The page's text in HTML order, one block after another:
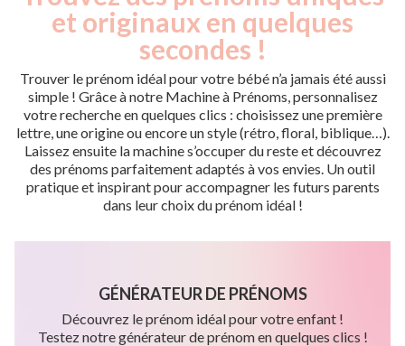
et originaux en quelques
secondes !
Trouver le prénom idéal pour votre bébé n’a jamais été aussi
simple ! Grâce à notre Machine à Prénoms, personnalisez
votre recherche en quelques clics : choisissez une première
lettre, une origine ou encore un style (rétro, floral, biblique…).
Laissez ensuite la machine s’occuper du reste et découvrez
des prénoms parfaitement adaptés à vos envies. Un outil
pratique et inspirant pour accompagner les futurs parents
dans leur choix du prénom idéal !
GÉNÉRATEUR DE PRÉNOMS
Découvrez le prénom idéal pour votre enfant !
Testez notre générateur de prénom en quelques clics !